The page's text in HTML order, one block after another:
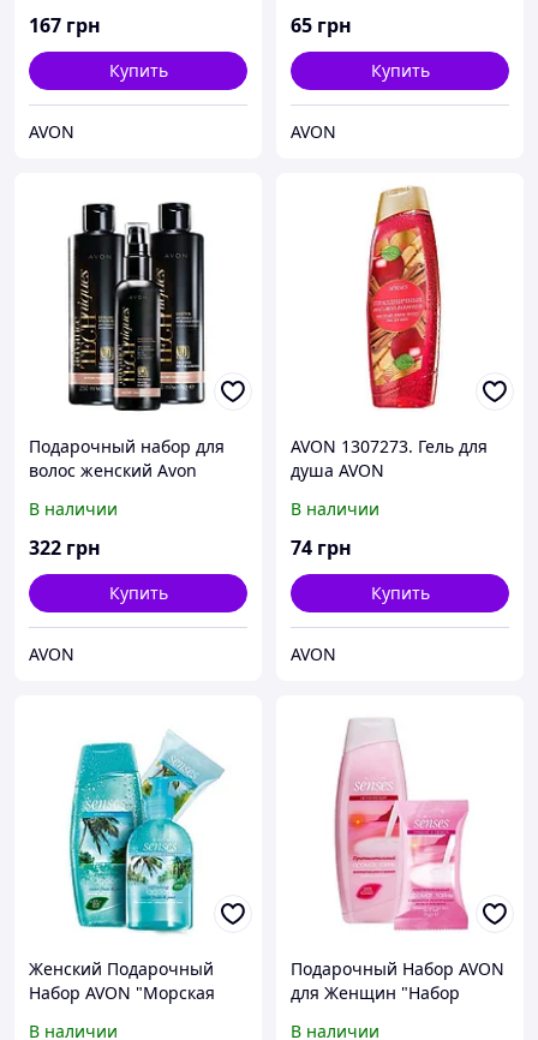
167 грн
Купить
AVON
65 грн
Купить
AVON
Подарочный набор для
волос женский Avon
В наличии
322 грн
Купить
AVON
AVON 1307273. Гель для
душа AVON
пожелания. Радостное
зимнее яблоко». Эйвон
1307273.
В наличии
74 грн
Купить
AVON
Женский Подарочный
Набор AVON "Морская
В наличии
Подарочный Набор AVON
для Женщин "Набор
В наличии